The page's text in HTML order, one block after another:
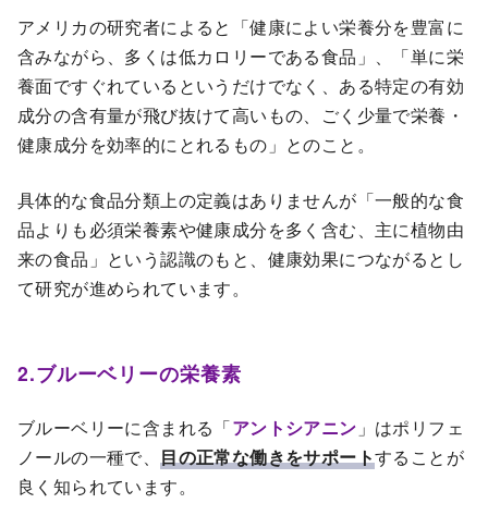
アメリカの研究者によると「健康によい栄養分を豊富に
含みながら、多くは低カロリーである食品」、「単に栄
養面ですぐれているというだけでなく、ある特定の有効
成分の含有量が飛び抜けて高いもの、ごく少量で栄養・
健康成分を効率的にとれるもの」とのこと。
具体的な食品分類上の定義はありませんが「一般的な食
品よりも必須栄養素や健康成分を多く含む、主に植物由
来の食品」という認識のもと、健康効果につながるとし
て研究が進められています。
2.ブルーベリーの栄養素
ブルーベリーに含まれる「アントシアニン 」はポリフェ
ノールの一種で、目の正常な働きをサポートすることが
良く知られています。